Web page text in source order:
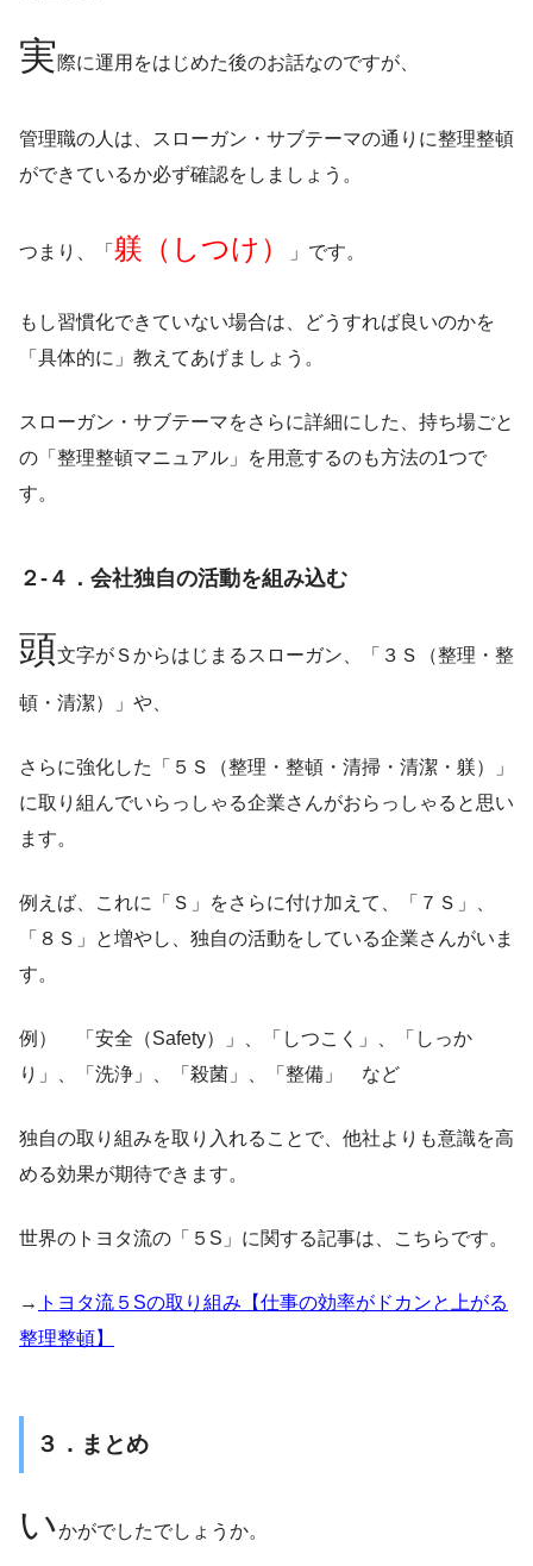
実際に運用をはじめた後のお話なのですが、
管理職の人は、スローガン・サブテーマの通りに整理整頓
ができているか必ず確認をしましょう。
つまり、「 躾（しつけ） 」です。
もし習慣化できていない場合は、どうすれば良いのかを
「具体的に」教えてあげましょう。
スローガン・サブテーマをさらに詳細にした、持ち場ごと
の「整理整頓マニュアル」を用意するのも方法の1つで
す。
２-４．会社独自の活動を組み込む
頭文字がＳからはじまるスローガン、「３Ｓ（整理・整
頓・清潔）」や、
さらに強化した「５Ｓ（整理・整頓・清掃・清潔・躾）」
に取り組んでいらっしゃる企業さんがおらっしゃると思い
ます。
例えば、これに「Ｓ」をさらに付け加えて、「７Ｓ」、
「８Ｓ」と増やし、独自の活動をしている企業さんがいま
す。
例） 「安全（Safety）」、「しつこく」、「しっか
り」、「洗浄」、「殺菌」、「整備」 など
独自の取り組みを取り入れることで、他社よりも意識を高
める効果が期待できます。
世界のトヨタ流の「５S」に関する記事は、こちらです。
→ トヨタ流５Sの取り組み【仕事の効率がドカンと上がる
整理整頓】
３．まとめ
いかがでしたでしょうか。